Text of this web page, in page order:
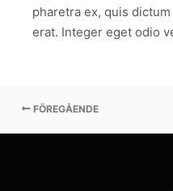
pharetra ex, quis
erat. Integer eget odio
FÖREGÅENDE